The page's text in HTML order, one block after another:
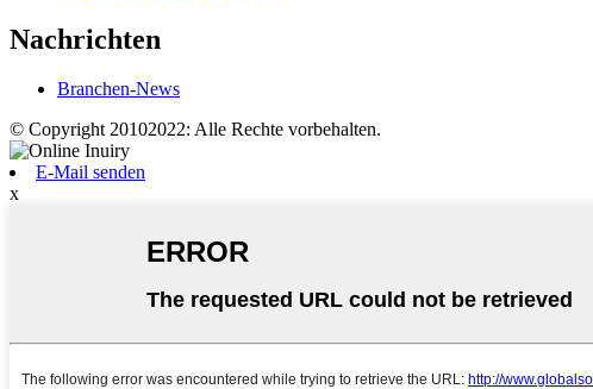
Nachrichten
Branchen-News
© Copyright 20102022: Alle Rechte vorbehalten.
E-Mail senden
x